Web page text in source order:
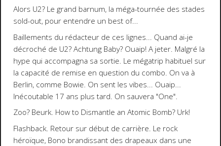
Alors U2?Le grand barnum, la méga-tournée des stades
sold-out, pour entendre un best of...
Baillements du rédacteur de ces lignes... Quand ai-je
décroché de U2?Achtung Baby?Ouaip! A jeter. Malgré la
hype qui accompagna sa sortie. Le mégatrip habituel sur
la capacité de remise en question du combo. On va à
Berlin, comme Bowie. On sent les vibes... Ouaip...
Inécoutable 17 ans plus tard. On sauvera "One".
Zoo? Beurk. How to Dismantle an Atomic Bomb? Urk!
Flashback. Retour sur début de carrière. Le rock
héroïque, Bono brandissant des drapeaux dans une